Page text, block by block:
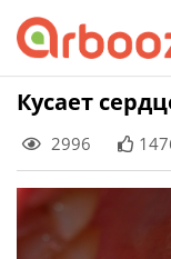
Skip
to
content
Кусает
2996
Найти: